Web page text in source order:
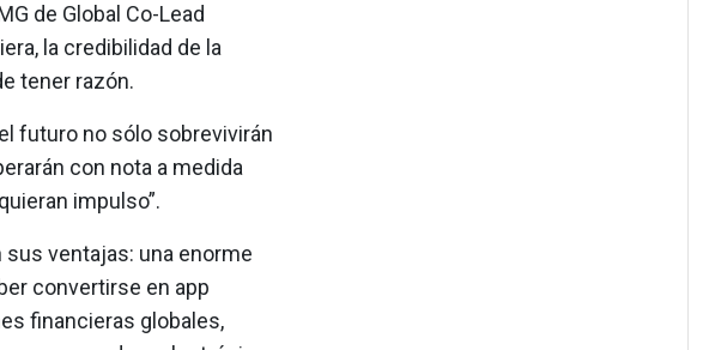
de Global Co-Lead
la credibilidad de la
tener razón.
futuro no sólo sobrevivirán
con nota a medida
impulso”.
ventajas: una enorme
convertirse en app
financieras globales,